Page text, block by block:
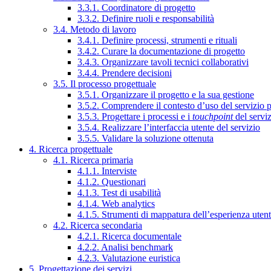
3.3.1. Coordinatore di progetto
3.3.2. Definire ruoli e responsabilità
3.4. Metodo di lavoro
3.4.1. Definire processi, strumenti e rituali
3.4.2. Curare la documentazione di progetto
3.4.3. Organizzare tavoli tecnici collaborativi
3.4.4. Prendere decisioni
3.5. Il processo progettuale
3.5.1. Organizzare il progetto e la sua gestione
3.5.2. Comprendere il contesto d’uso del servizio
3.5.3. Progettare i processi e i touchpointdel
3.5.4. Realizzare l’interfaccia utente del servizio
3.5.5. Validare la soluzione ottenuta
4. Ricerca progettuale
4.1. Ricerca primaria
4.1.1. Interviste
4.1.2. Questionari
4.1.3. Test di usabilità
4.1.4. Web analytics
4.1.5. Strumenti di mappatura dell’esperienza
4.2. Ricerca secondaria
4.2.1. Ricerca documentale
4.2.2. Analisi benchmark
4.2.3. Valutazione euristica
5. Progettazione dei servizi